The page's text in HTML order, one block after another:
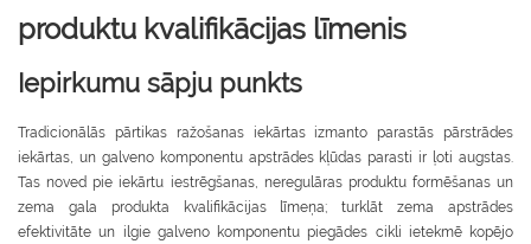
produktu kvalifikācijas līmenis
Iepirkumu sāpju punkts
Tradicionālās pārtikas ražošanas iekārtas izmanto parastās pārstrādes
iekārtas, un galveno komponentu apstrādes kļūdas parasti ir ļoti augstas.
Tas noved pie iekārtu iestrēgšanas, neregulāras produktu formēšanas un
zema gala produkta kvalifikācijas līmeņa; turklāt zema apstrādes
efektivitāte un ilgie galveno komponentu piegādes cikli ietekmē kopējo